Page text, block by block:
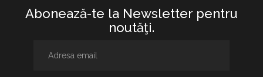
Abonează-te la Newsletter pentru
noutăţi.